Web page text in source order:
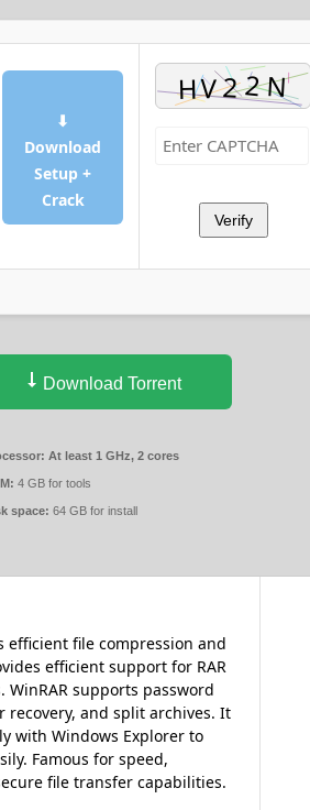
⬇
Download
Setup +
Crack
Verify
Download Torrent
At least 1 GHz, 2 cores
4 GB for tools
space: 64 GB for install
efficient file compression and
efficient support for RAR
WinRAR supports password
recovery, and split archives. It
with Windows Explorer to
Famous for speed,
file transfer capabilities.